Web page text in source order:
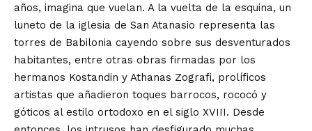
años, imagina que vuelan. A la vuelta de la esquina, un
luneto de la iglesia de San Atanasio representa las
torres de Babilonia cayendo sobre sus desventurados
habitantes, entre otras obras firmadas por los
hermanos Kostandin y Athanas Zografi, prolíficos
artistas que añadieron toques barrocos, rococó y
góticos al estilo ortodoxo en el siglo XVIII. Desde